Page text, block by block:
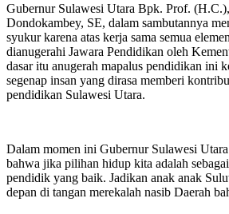
Gubernur Sulawesi Utara Bpk. Prof.
Dondokambey, SE, dalam sambutannya
syukur karena atas kerja sama semua
dianugerahi Jawara Pendidikan oleh
dasar itu anugerah mapalus pendidikan ini
segenap insan yang dirasa memberi
pendidikan Sulawesi Utara.
Dalam momen ini Gubernur Sulawesi
bahwa jika pilihan hidup kita adalah
pendidik yang baik. Jadikan anak anak
depan di tangan merekalah nasib Daerah